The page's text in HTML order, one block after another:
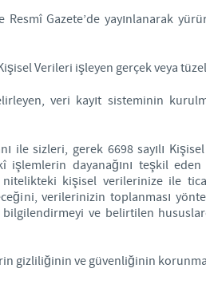
to access another site in the group.
site in which you enter may not be
Resmî Gazete’de yayınlanarak
Verileri işleyen gerçek veya
veri kayıt sisteminin
ile sizleri, gerek 6698 sayılı
dayanağını teşkil
kişisel verilerinize ile
verilerinizin toplanması
ve belirtilen
gizliliğinin ve güvenliğinin